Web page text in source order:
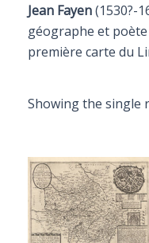
Jean Fayen(1530?-
géographe et
première carte du
Showing the single